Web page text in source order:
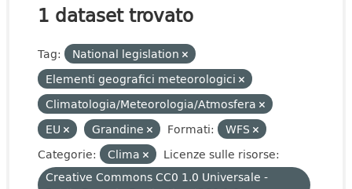
1 dataset trovato
Tag:
National legislation
Elementi geografici meteorologici
Climatologia/Meteorologia/Atmosfera
EU
Grandine Formati:
WFS
Categorie:
Clima
Licenze sulle risorse:
Creative Commons CC0 1.0 Universale -